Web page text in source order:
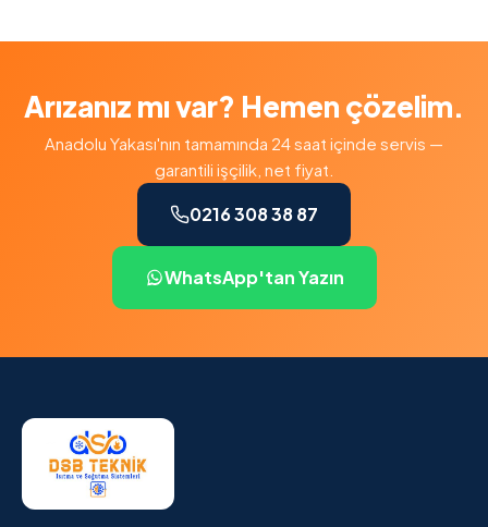
Arızanız mı var? Hemen çözelim.
Anadolu Yakası'nın tamamında 24 saat içinde servis —
garantili işçilik, net fiyat.
0216 308 38 87
WhatsApp'tan Yazın